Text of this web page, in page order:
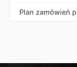
Plan zamówień